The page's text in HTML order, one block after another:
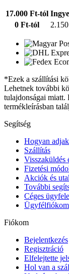
17.000 Ft-tól
0 Ft-tól
*Ezek a szállítási
Lehetnek további
tulajdonságai miatt.
termékleírásban
Segítség
Hogyan
Szállítás
Visszaküldés
Fizetési
Akciók és
További
Céges
Ügyfélfiókom
Fiókom
Bejelentkezés
Regisztráció
Elfelejtette
Hol van a